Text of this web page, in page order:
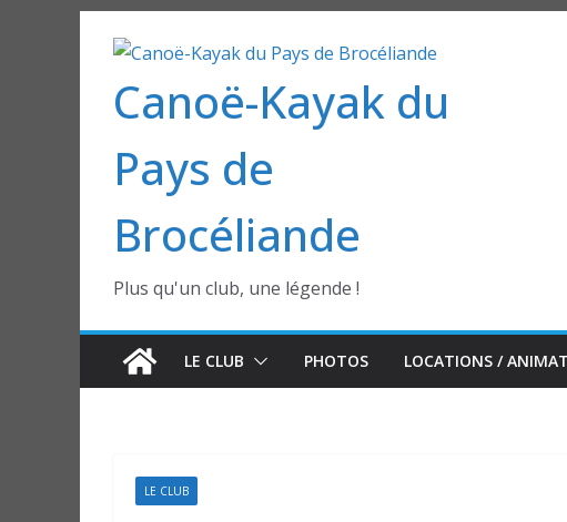
contenuCanoë-Kayak du
Pays de
Brocéliande
Plus qu'un club, une légende !
LE CLUB PHOTOS LOCATIONS /
LE CLUB